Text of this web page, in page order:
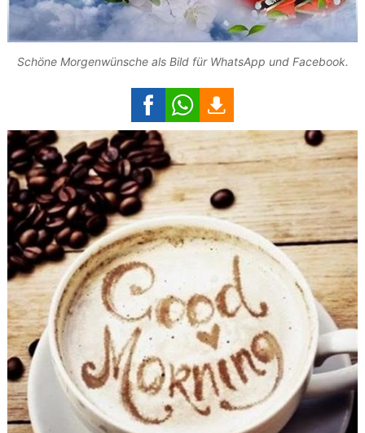
Schöne Morgenwünsche als Bild für WhatsApp und Facebook.